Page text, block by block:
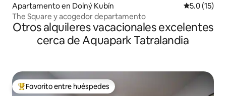
Apartamento en Dolný Kubín Calificación
5.0 (15)
The Square y acogedor departamento
Otros alquileres vacacionales excelentes
cerca de Aquapark Tatralandia
Favorito entre huéspedes preferido
Favorito entre huéspedes